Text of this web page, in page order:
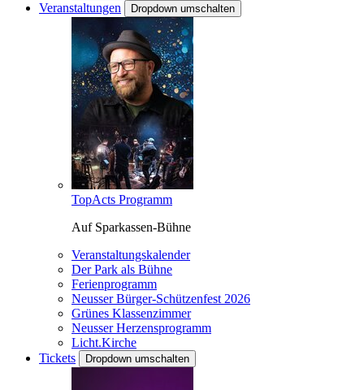
Veranstaltungen
Dropdown umschalten
TopActs Programm
Auf Sparkassen-Bühne
Veranstaltungskalender
Der Park als Bühne
Ferienprogramm
Neusser Bürger-Schützenfest 2026
Grünes Klassenzimmer
Neusser Herzensprogramm
Licht.Kirche
Tickets
Dropdown umschalten